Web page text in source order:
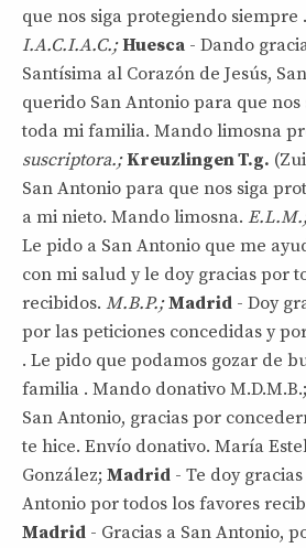
que nos siga protegiendo siempre
I.A.C.I.A.C.; Huesca - Dando
Santísima al Corazón de Jesús,
querido San Antonio para que
toda mi familia. Mando limosna
suscriptora.; Kreuzlingen T.g.
San Antonio para que nos siga
a mi nieto. Mando limosna.
Le pido a San Antonio que me
con mi salud y le doy gracias por
recibidos. M.B.P.; Madrid - Doy
por las peticiones concedidas y
. Le pido que podamos gozar de
familia . Mando donativo M.D.M.B.;
San Antonio, gracias por
te hice. Envío donativo. María
González; Madrid - Te doy
Antonio por todos los favores
Madrid - Gracias a San Antonio,